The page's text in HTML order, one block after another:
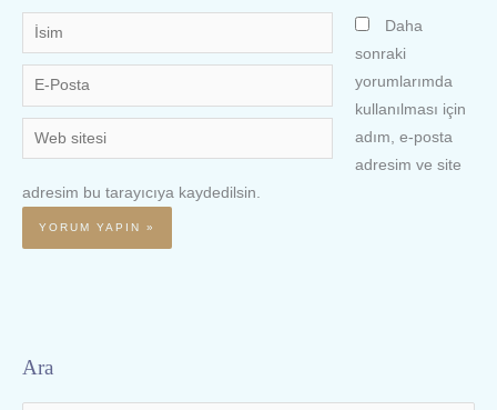
İsim
E-
Posta
Web
sitesi
Daha
sonraki
yorumlarımda
kullanılması için
adım, e-posta
adresim ve site
adresim bu tarayıcıya kaydedilsin.
Ara